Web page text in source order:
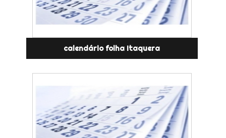
calendário folha Itaquera